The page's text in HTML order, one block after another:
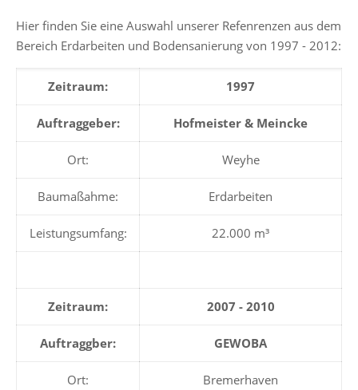
Hier finden Sie eine Auswahl unserer Refenrenzen aus dem
Bereich Erdarbeiten und Bodensanierung von 1997 - 2012:
Zeitraum: 1997
Auftraggeber: Hofmeister & Meincke
Ort: Weyhe
Baumaßahme: Erdarbeiten
Leistungsumfang: 22.000 m³
Zeitraum: 2007 - 2010
Auftraggber: GEWOBA
Ort: Bremerhaven